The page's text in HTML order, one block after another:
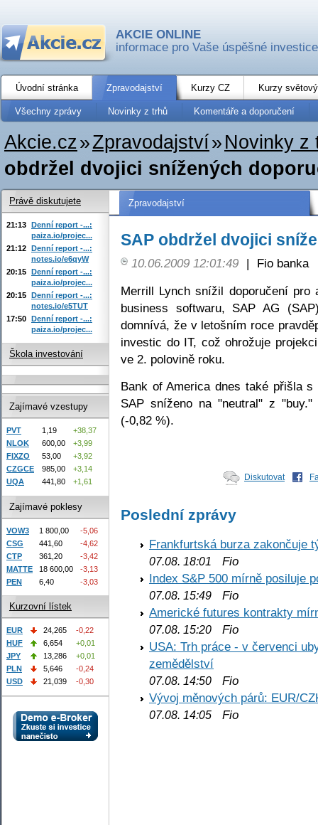
AKCIE ONLINE
informace pro Vaše úspěšné investice
Úvodní stránka Zpravodajství Kurzy CZ Kurzy
Všechny zprávy Novinky z trhů Komentáře a doporučení
Akcie.cz»Zpravodajství» Novinky z
obdržel dvojici snížených
Zpravodajství
SAP obdržel dvojici
10.06.2009 12:01:49 |
Fio banka
Merrill Lynch snížil doporučení pro
business softwaru, SAP AG
domnívá, že v letošním roce
investic do IT, což ohrožuje
ve 2. polovině roku.
Bank of America dnes také přišla
SAP sníženo na "neutral" z
(-0,82 %).
Diskutovat
Poslední zprávy
Frankfurtská burza zakončuje
07.08. 18:01
Fio
Index S&P 500 mírně posiluje
07.08. 15:49 Fio
Americké futures kontrakty
07.08. 15:20 Fio
USA: Trh práce - v červenci
zemědělství
07.08. 14:50 Fio
Vývoj měnových párů: EUR/
07.08. 14:05 Fio
Právě diskutujete
21:13 Denní report -...:
paiza.io/projec...
21:12 Denní report -...:
notes.io/e6qyW
20:15 Denní report -...:
paiza.io/projec...
20:15 Denní report -...:
notes.io/e5TUT
17:50 Denní report -...:
paiza.io/projec...
Škola investování
Zajímavé vzestupy
PVT 1,19
+38,37
NLOK
600,00
+3,99
FIXZO
53,00
+3,92
CZGCE
985,00
+3,14
UQA
441,80 +1,61
Zajímavé poklesy
VOW3 1 800,00
-5,06
CSG
441,60
-4,62
CTP
361,20
-3,42
MATTE
18 600,00
-3,13
PEN
6,40 -3,03
Kurzovní lístek
EUR 24,265
-0,22
HUF
6,654
+0,01
JPY
13,286
+0,01
PLN
5,646
-0,24
USD
21,039 -0,30